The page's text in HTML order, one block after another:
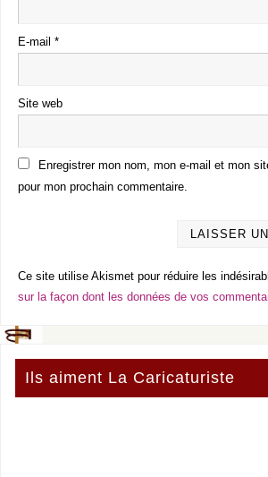
E-mail *
Site web
Enregistrer mon nom, mon e-mail et mon
pour mon prochain commentaire.
Ce site utilise Akismet pour réduire les
sur la façon dont les données de vos
Ils aiment La Caricaturiste